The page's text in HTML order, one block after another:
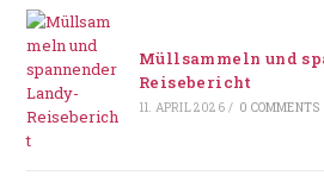
Müllsammeln und
Reisebericht
11. APRIL 2026 / 0 COMMENTS